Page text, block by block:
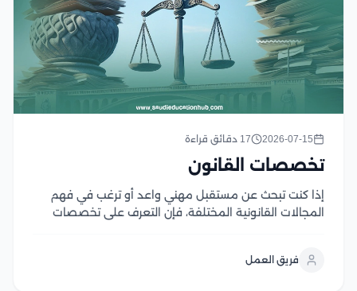
2026-07-15 17 دقائق قراءة
تخصصات القانون
إذا كنت تبحث عن مستقبل مهني واعد أو ترغب في فهم
المجالات القانونية المختلفة، فإن التعرف على تخصصات
متنوعة وتفتح أبواب واسعة للعمل...
فريق العمل